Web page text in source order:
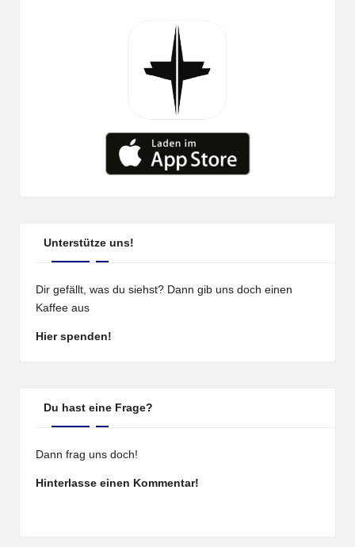
Unterstütze uns!
Dir gefällt, was du siehst? Dann gib uns doch einen
Kaffee aus
Hier spenden!
Du hast eine Frage?
Dann frag uns doch!
Hinterlasse einen Kommentar!